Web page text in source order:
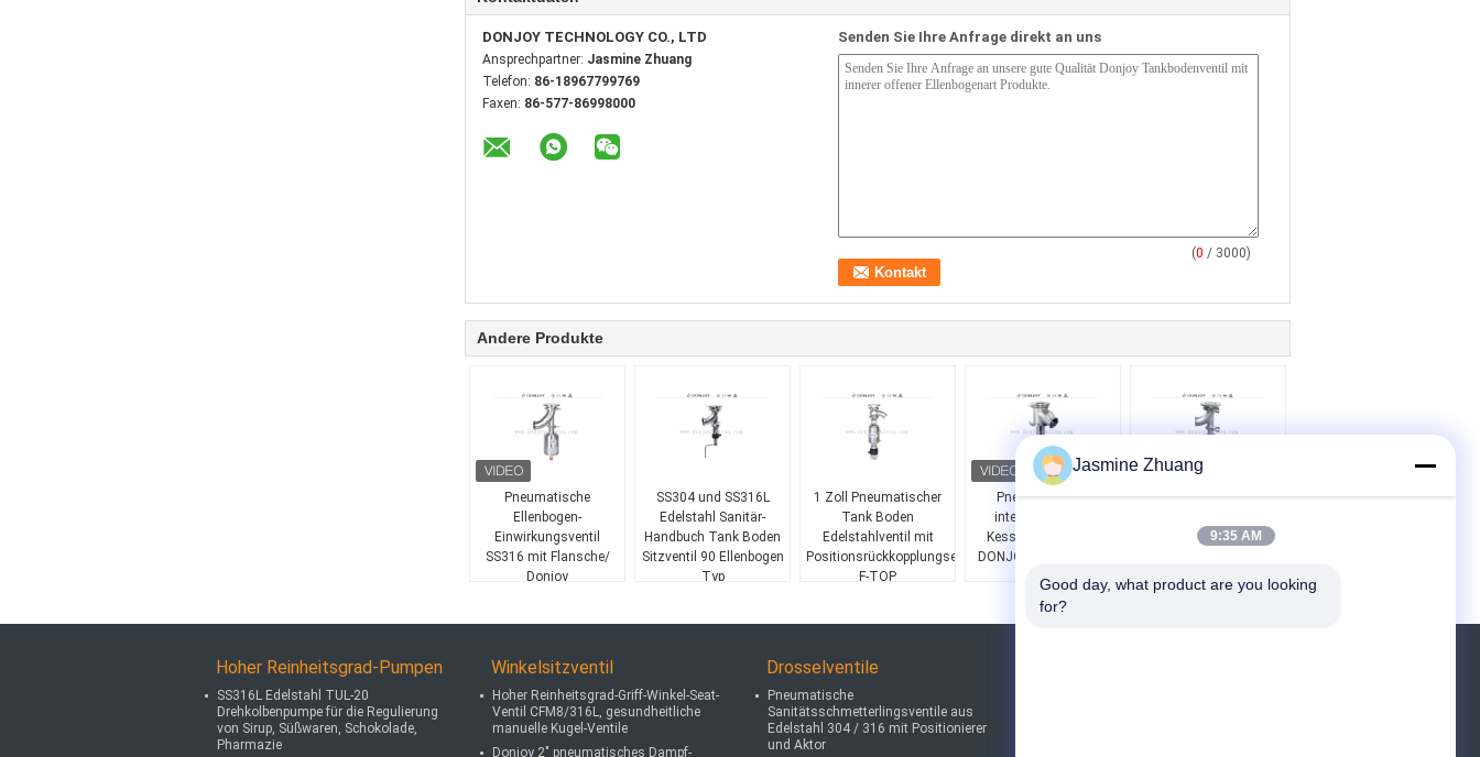
DONJOY TECHNOLOGY CO., LTD
Ansprechpartner: Jasmine Zhuang
Telefon: 86-18967799769
Faxen: 86-577-86998000
Senden Sie Ihre Anfrage direkt an uns
(0 / 3000)
Andere Produkte
Pneumatische
Ellenbogen-
Einwirkungsventil
SS316 mit Flansche/
Donjoy
SS304 und SS316L
Edelstahl Sanitär-
Handbuch Tank Boden
Sitzventil 90 Ellenbogen
Typ
1 Zoll Pneumatischer
Tank Boden
Edelstahlventil mit
Positionsrückkopplungseinheit
F-TOP
Pneumatisches
internes offenes
Kesselablassventil
DONJOY mit Schnalle
Professionelles Sanitär-
Bodenventil mit CE-
Hoher Reinheitsgrad-Pumpen
SS316L Edelstahl TUL-20
Drehkolbenpumpe für die Regulierung
von Sirup, Süßwaren, Schokolade,
Pharmazie
Winkelsitzventil
Hoher Reinheitsgrad-Griff-Winkel-Seat-
Ventil CFM8/316L, gesundheitliche
manuelle Kugel-Ventile
Donjoy 2" pneumatisches Dampf-
Drosselventile
Pneumatische
Sanitätsschmetterlingsventile aus
Edelstahl 304 / 316 mit Positionierer
und Aktor
Jasmine Zhuang
9:35 AM
Good day, what product are you looking
for?